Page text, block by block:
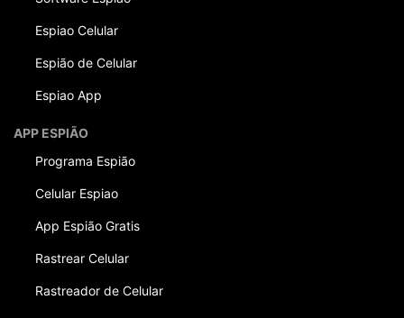
Espiao Celular
Espião de Celular
Espiao App
APP ESPIÃO
Programa Espião
Celular Espiao
App Espião Gratis
Rastrear Celular
Rastreador de Celular